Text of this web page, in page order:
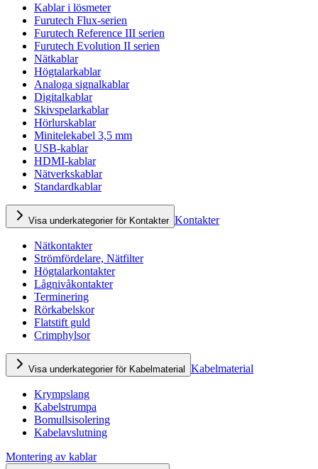
Kablar i lösmeter
Furutech Flux-serien
Furutech Reference III serien
Furutech Evolution II serien
Nätkablar
Högtalarkablar
Analoga signalkablar
Digitalkablar
Skivspelarkablar
Hörlurskablar
Minitelekabel 3,5 mm
USB-kablar
HDMI-kablar
Nätverkskablar
Standardkablar
Visa underkategorier för Kontakter Kontakter
Nätkontakter
Strömfördelare, Nätfilter
Högtalarkontakter
Lågnivåkontakter
Terminering
Rörkabelskor
Flatstift guld
Crimphylsor
Visa underkategorier för Kabelmaterial Kabelmaterial
Krympslang
Kabelstrumpa
Bomullsisolering
Kabelavslutning
Montering av kablar